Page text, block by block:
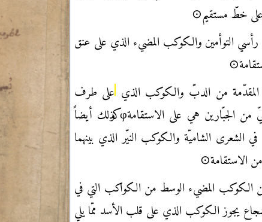
خطّ مستقيم⊙
رأسي التوأمين والكوكب المضيء الذي على عنق
المقدّمة من الدبّ والكوكب الذي على طرف
من الجبّارين هي على الاستقامةφوكذلك أيضاً
الشعرى الشاميّة والكوكب النيّر الذي بينهما
الاستقامة⊙
الكوكب المضيء الوسط من الكواكب التي في
يجوز الكوكب الذي على قلب الأسد ممّا يلي